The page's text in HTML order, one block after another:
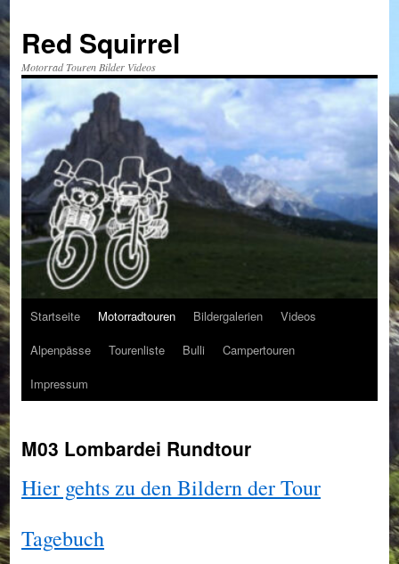
Red Squirrel
Motorrad Touren Bilder Videos
Zum
Inhalt
springen
Startseite Motorradtouren Bildergalerien
Videos
Alpenpässe
Tourenliste Bulli
Campertouren
Impressum
M03 Lombardei Rundtour
Hier gehts zu den Bildern der Tour
Tagebuch